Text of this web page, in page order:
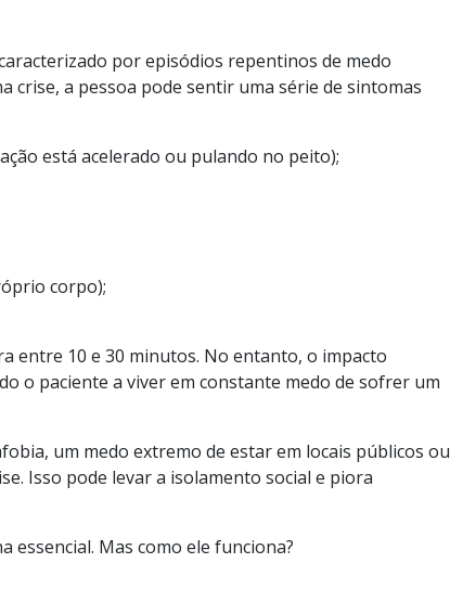
por episódios repentinos de medo
crise, a pessoa pode sentir uma série de sintomas
está acelerado ou pulando no peito);
corpo);
entre 10 e 30 minutos. No entanto, o impacto
o paciente a viver em constante medo de sofrer um
um medo extremo de estar em locais públicos ou
Isso pode levar a isolamento social e piora
essencial. Mas como ele funciona?